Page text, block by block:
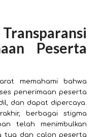
Peserta
memahami bahwa
penerimaan peserta
dan dapat dipercaya.
berbagai stigma
telah menimbulkan
tua dan calon peserta